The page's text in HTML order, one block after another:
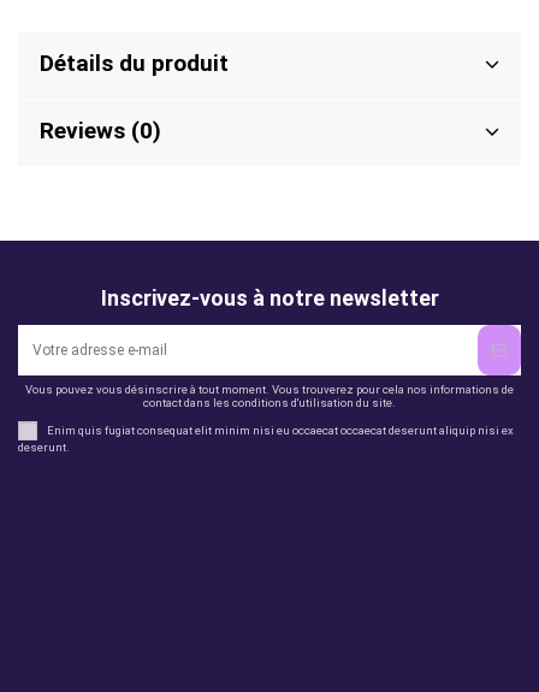
Détails du produit
Reviews (0)
Inscrivez-vous à notre newsletter
Vous pouvez vous désinscrire à tout moment. Vous trouverez pour cela nos informations de
contact dans les conditions d'utilisation du site.
Enim quis fugiat consequat elit minim nisi eu occaecat occaecat deserunt aliquip nisi ex
deserunt.